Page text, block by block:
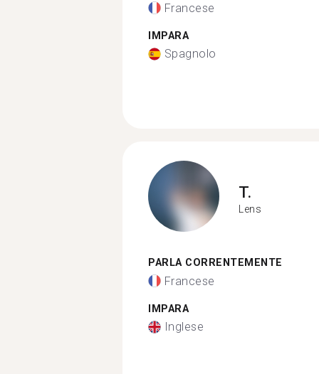
Francese
IMPARA
Spagnolo
T.
Lens
PARLA CORRENTEMENTE
Francese
IMPARA
Inglese